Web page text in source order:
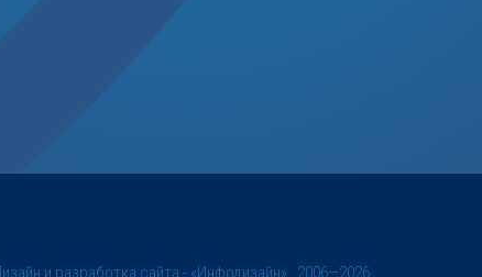
и разработка сайта - «Инфодизайн» , 2006—2026